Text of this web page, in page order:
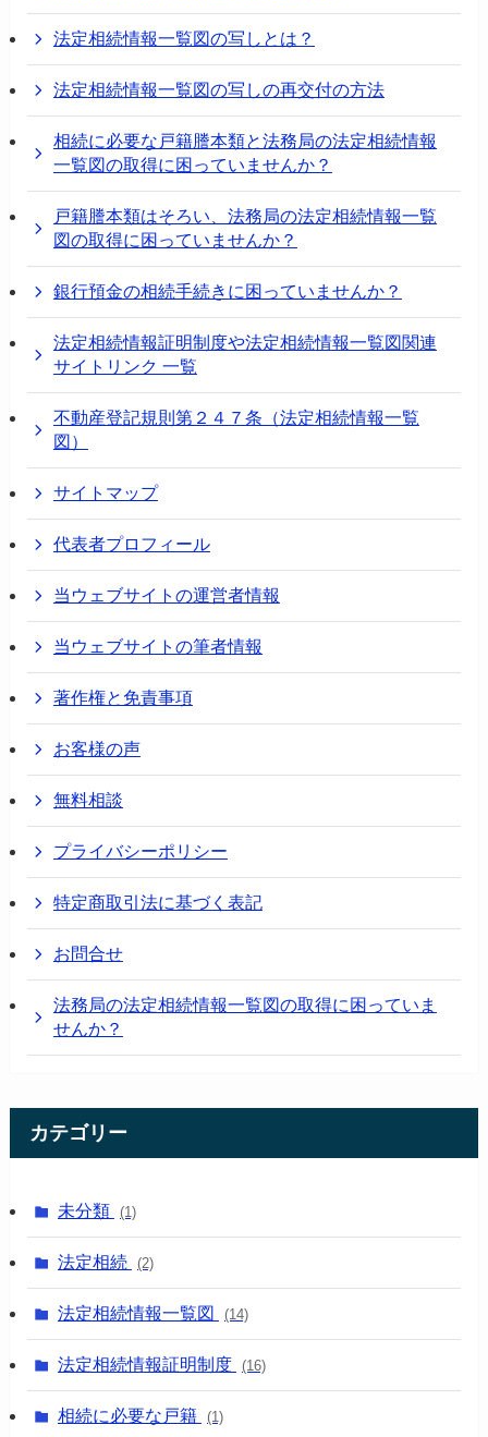
法定相続情報一覧図の写しとは？
法定相続情報一覧図の写しの再交付の方法
相続に必要な戸籍謄本類と法務局の法定相続情報
一覧図の取得に困っていませんか？
戸籍謄本類はそろい、法務局の法定相続情報一覧
図の取得に困っていませんか？
銀行預金の相続手続きに困っていませんか？
法定相続情報証明制度や法定相続情報一覧図関連
サイトリンク 一覧
不動産登記規則第２４７条（法定相続情報一覧
図）
サイトマップ
代表者プロフィール
当ウェブサイトの運営者情報
当ウェブサイトの筆者情報
著作権と免責事項
お客様の声
無料相談
プライバシーポリシー
特定商取引法に基づく表記
お問合せ
法務局の法定相続情報一覧図の取得に困っていま
せんか？
カテゴリー
未分類 (1)
法定相続 (2)
法定相続情報一覧図 (14)
法定相続情報証明制度 (16)
相続に必要な戸籍 (1)